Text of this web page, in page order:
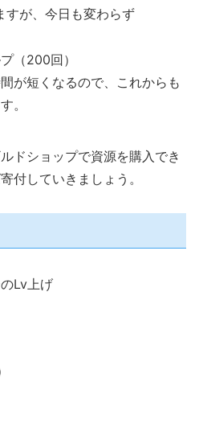
すが、今日も変わらず
（200回）
が短くなるので、これからも
。
ドショップで資源を購入でき
付していきましょう。
Lv上げ